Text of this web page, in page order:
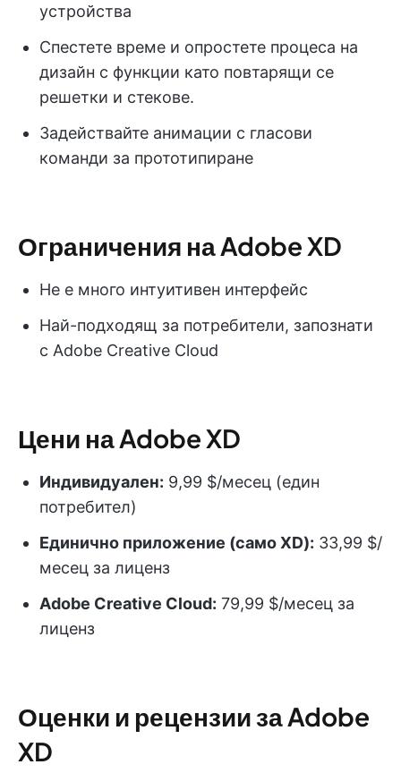
устройства
Спестете време и опростете процеса на
дизайн с функции като повтарящи се
решетки и стекове.
Задействайте анимации с гласови
команди за прототипиране
Ограничения на Adobe XD
Не е много интуитивен интерфейс
Най-подходящ за потребители, запознати
с Adobe Creative Cloud
Цени на Adobe XD
Индивидуален: 9,99 $/месец (един
потребител)
Единично приложение (само XD): 33,99 $/
месец за лиценз
Adobe Creative Cloud: 79,99 $/месец за
лиценз
Оценки и рецензии за Adobe
XD